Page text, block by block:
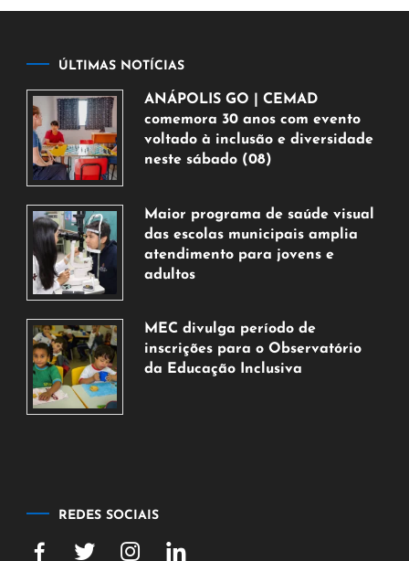
ÚLTIMAS NOTÍCIAS
ANÁPOLIS GO | CEMAD
comemora 30 anos com evento
voltado à inclusão e diversidade
neste sábado (08)
de
agosto
de
2026
Maior programa de saúde visual
das escolas municipais amplia
atendimento para jovens e
adultos
de
agosto
de
MEC divulga período de
inscrições para o Observatório
da Educação Inclusiva
REDES SOCIAIS